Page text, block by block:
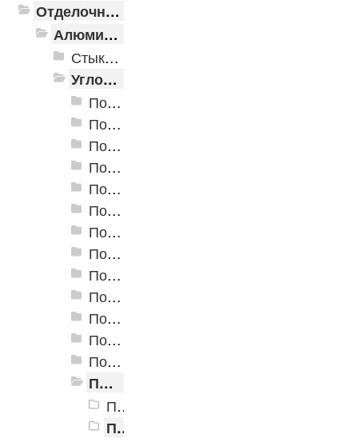
Отделочные профили
Алюминиевые пороги
Стыкоперекрывающие алюминиевые пороги
Угловые алюминиевые пороги
Пороги алюминиевые ПУ-01 24x10 мм
Пороги алюминиевые ПУ-02 54x41,8 мм
Пороги алюминиевые ПУ-03 24x18 мм
Пороги алюминиевые ПУ-04 30x27 мм
Пороги алюминиевые ПУ-05-1 24x10 мм
Пороги алюминиевые ПУ-05 20x20 мм
Пороги алюминиевые ПУ-06 40x20 мм
Пороги алюминиевые угловые Д-1 24х10 мм
Пороги алюминиевые угловые Д-3 24х20 мм
Пороги алюминиевые угловые Д-4 32,7х30 мм
Пороги алюминиевые угловые Д-9 25х25,5 мм
Пороги алюминиевые угловые Д-13 40х20 мм
Пороги алюминиевые угловые Д-14 47,1х32 мм
Пороги алюминиевые угловые Д-16 40х20 мм
Порог алюминиевый угловой Д-16 40x20 мм, Алюминиевый антик
Порог алюминиевый угловой Д-16 40x20 мм, Бронзовый антик